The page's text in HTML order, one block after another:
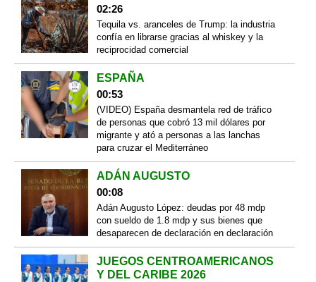
02:26
Tequila vs. aranceles de Trump: la industria
confía en librarse gracias al whiskey y la
reciprocidad comercial
ESPAÑA
00:53
(VIDEO) España desmantela red de tráfico
de personas que cobró 13 mil dólares por
migrante y ató a personas a las lanchas
para cruzar el Mediterráneo
ADÁN AUGUSTO
00:08
Adán Augusto López: deudas por 48 mdp
con sueldo de 1.8 mdp y sus bienes que
desaparecen de declaración en declaración
JUEGOS CENTROAMERICANOS
Y DEL CARIBE 2026